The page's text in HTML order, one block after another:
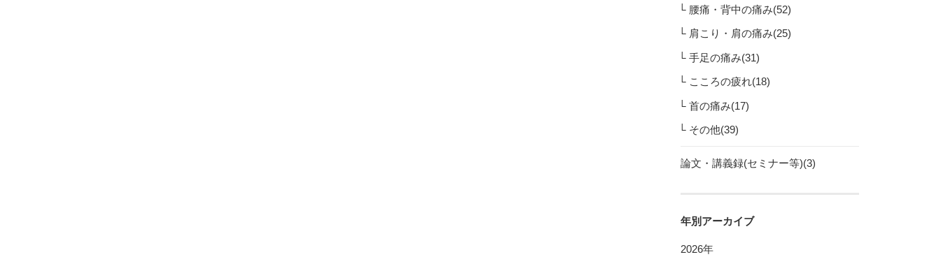
腰痛・背中の痛み(52)
肩こり・肩の痛み(25)
手足の痛み(31)
こころの疲れ(18)
首の痛み(17)
その他(39)
論文・講義録(セミナー等)(3)
年別アーカイブ
2026年